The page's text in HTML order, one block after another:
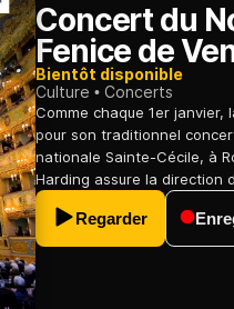
Concert du
Fenice de
Bientôt disponible
Culture
Concerts
Comme chaque 1er
pour son traditionnel
nationale Sainte-Cécile, à
Harding assure la direction
Regarder